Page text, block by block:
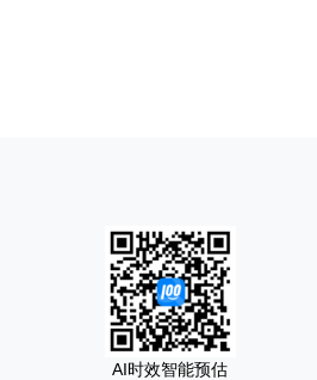
AI时效智能预估